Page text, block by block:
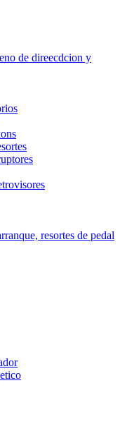
de direecdcion y
resortes de pedal